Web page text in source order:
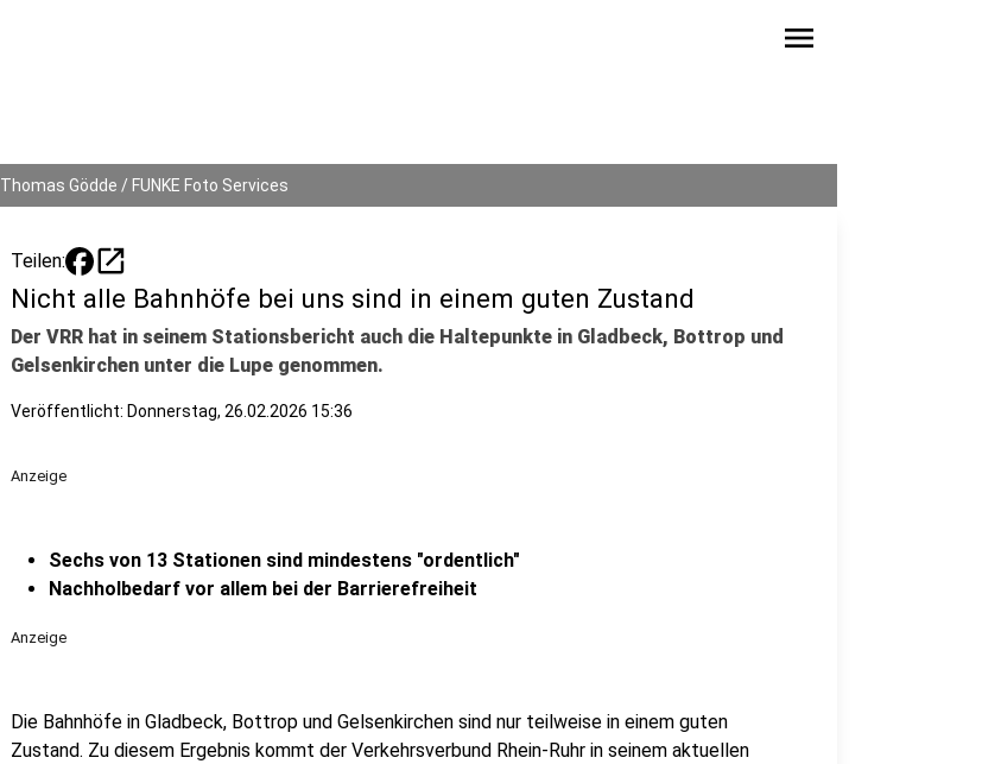
menu
Thomas Gödde / FUNKE Foto Services
Teilen: open_in_new
Nicht alle Bahnhöfe bei uns sind in einem guten Zustand
Der VRR hat in seinem Stationsbericht auch die Haltepunkte in Gladbeck, Bottrop und
Gelsenkirchen unter die Lupe genommen.
Veröffentlicht: Donnerstag, 26.02.2026 15:36
Anzeige
Sechs von 13 Stationen sind mindestens "ordentlich"
Nachholbedarf vor allem bei der Barrierefreiheit
Anzeige
Die Bahnhöfe in Gladbeck, Bottrop und Gelsenkirchen sind nur teilweise in einem guten
Zustand. Zu diesem Ergebnis kommt der Verkehrsverbund Rhein-Ruhr in seinem aktuellen